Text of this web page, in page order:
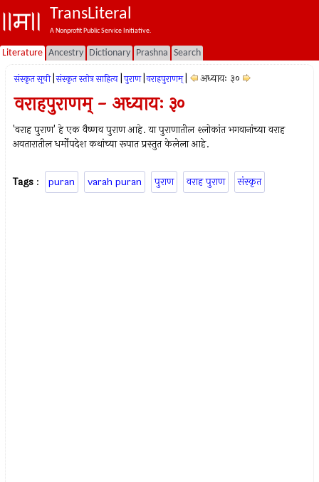
TransLiteral
A Nonprofit Public Service Initiative.
Literature Ancestry Dictionary Prashna Search
संस्कृत सूची संस्कृत स्तोत्र साहित्य पुराण वराहपुराणम् अध्यायः ३०
वराहपुराणम् - अध्यायः ३०
'वराह पुराण' हे एक वैष्णव पुराण आहे. या पुराणातील श्लोकांत भगवानांच्या वराह
अवतारातील धर्मोपदेश कथांच्या रूपात प्रस्तुत केलेला आहे.
Tags : puran varah puran पुराण वराह पुराण संस्कृत